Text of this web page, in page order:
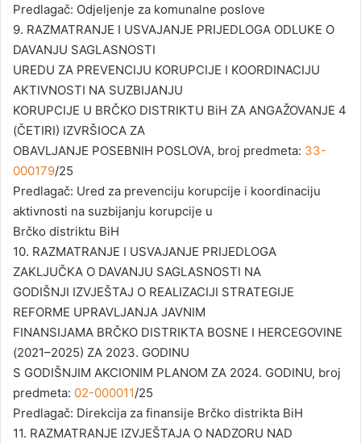
Predlagač: Odjeljenje za komunalne poslove
9. RAZMATRANJE I USVAJANJE PRIJEDLOGA ODLUKE O
DAVANJU SAGLASNOSTI
UREDU ZA PREVENCIJU KORUPCIJE I KOORDINACIJU
AKTIVNOSTI NA SUZBIJANJU
KORUPCIJE U BRČKO DISTRIKTU BiH ZA ANGAŽOVANJE 4
(ČETIRI) IZVRŠIOCA ZA
OBAVLJANJE POSEBNIH POSLOVA, broj predmeta: 33-
000179/25
Predlagač: Ured za prevenciju korupcije i koordinaciju
aktivnosti na suzbijanju korupcije u
Brčko distriktu BiH
10. RAZMATRANJE I USVAJANJE PRIJEDLOGA
ZAKLJUČKA O DAVANJU SAGLASNOSTI NA
GODIŠNJI IZVJEŠTAJ O REALIZACIJI STRATEGIJE
REFORME UPRAVLJANJA JAVNIM
FINANSIJAMA BRČKO DISTRIKTA BOSNE I HERCEGOVINE
(2021–2025) ZA 2023. GODINU
S GODIŠNJIM AKCIONIM PLANOM ZA 2024. GODINU, broj
predmeta: 02-000011/25
Predlagač: Direkcija za finansije Brčko distrikta BiH
11. RAZMATRANJE IZVJEŠTAJA O NADZORU NAD